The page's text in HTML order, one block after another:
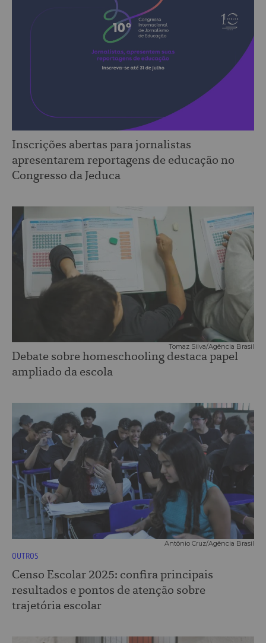
Inscrições abertas para jornalistas
apresentarem reportagens de educação no
Congresso da Jeduca
Tomaz Silva/Agência Brasil
Debate sobre homeschooling destaca papel
ampliado da escola
Antônio Cruz/Agência Brasil
OUTROS
Censo Escolar 2025: confira principais
resultados e pontos de atenção sobre
trajetória escolar